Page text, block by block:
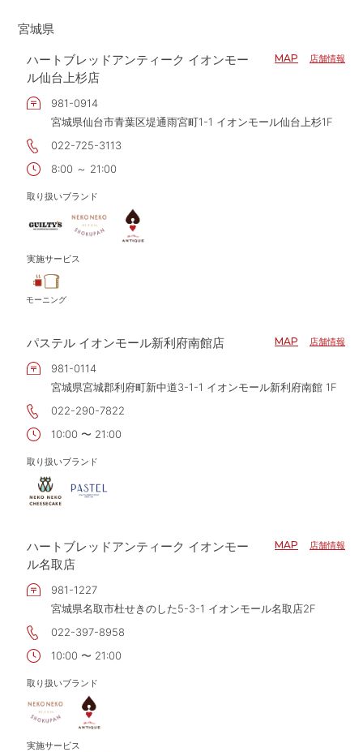
宮城県
ハートブレッドアンティーク イオンモー
ル仙台上杉店
MAP 店舗情報
981-0914
宮城県仙台市青葉区堤通雨宮町1-1 イオンモール仙台上杉1F
022-725-3113
8:00 ～ 21:00
取り扱いブランド
実施サービス
モーニング
パステル イオンモール新利府南館店 MAP 店舗情報
981-0114
宮城県宮城郡利府町新中道3-1-1 イオンモール新利府南館 1F
022-290-7822
10:00 〜 21:00
取り扱いブランド
ハートブレッドアンティーク イオンモー
ル名取店
MAP 店舗情報
981-1227
宮城県名取市杜せきのした5-3-1 イオンモール名取店2F
022-397-8958
10:00 〜 21:00
取り扱いブランド
実施サービス